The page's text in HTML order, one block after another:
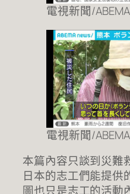
電視新聞/
電視新聞/
本篇內容只談到災難
日本的志工們能提供
圖也只是志工的活動